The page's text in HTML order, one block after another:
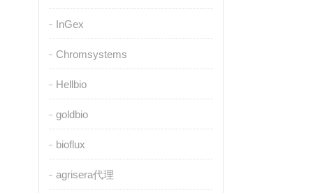
InGex
Chromsystems
Hellbio
goldbio
bioflux
agrisera代理